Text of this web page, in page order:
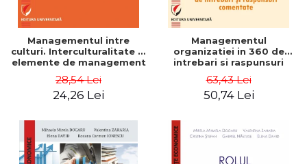
Managementul intre
culturi. Interculturalitate si
elemente de management
Dumitrascu
28,54 Lei
24,26 Lei
Managementul
organizatiei in 360 de
intrebari si raspunsuri
63,43 Lei
50,74 Lei